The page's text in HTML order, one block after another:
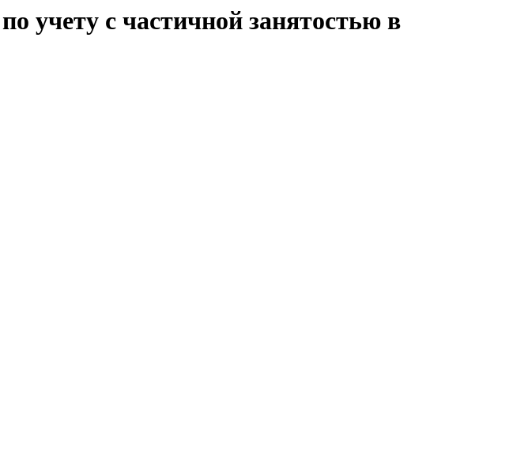
учету с частичной занятостью в